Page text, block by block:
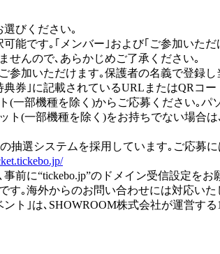
びください｡
能です｡｢メンバー｣および｢ご参加いた
せんので､あらかじめご了承ください｡
加いただけます｡保護者の名義で登録
券｣に記載されているURLまたはQRコ
一部機種を除く)からご応募ください｡パ
(一部機種を除く)をお持ちでない場合
抽選システムを採用しています｡ご応募
前に“tickebo.jp”のドメイン受信設定をお
｡海外からのお問い合わせには対応い
ト｣は､SHOWROOM株式会社が運営す